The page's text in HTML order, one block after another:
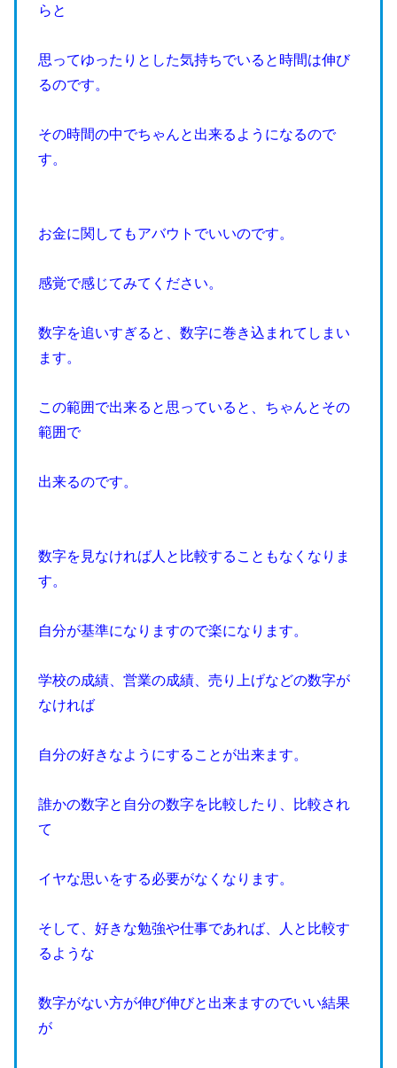
らと
思ってゆったりとした気持ちでいると時間は伸び
るのです。
その時間の中でちゃんと出来るようになるので
す。
お金に関してもアバウトでいいのです。
感覚で感じてみてください。
数字を追いすぎると、数字に巻き込まれてしまい
ます。
この範囲で出来ると思っていると、ちゃんとその
範囲で
出来るのです。
数字を見なければ人と比較することもなくなりま
す。
自分が基準になりますので楽になります。
学校の成績、営業の成績、売り上げなどの数字が
なければ
自分の好きなようにすることが出来ます。
誰かの数字と自分の数字を比較したり、比較され
て
イヤな思いをする必要がなくなります。
そして、好きな勉強や仕事であれば、人と比較す
るような
数字がない方が伸び伸びと出来ますのでいい結果
が